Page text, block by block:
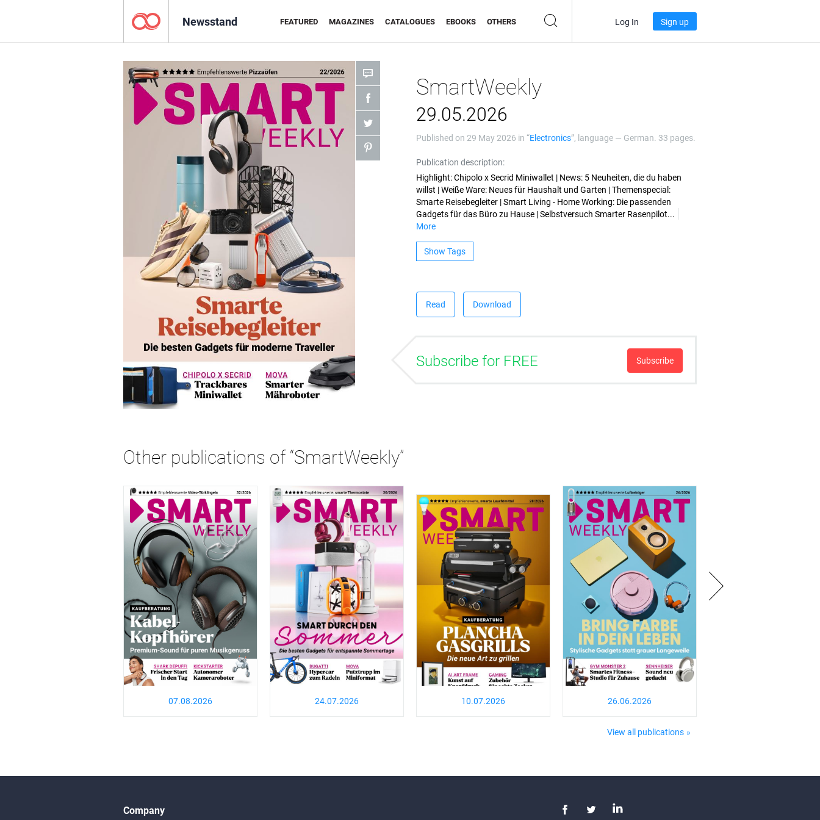
Newsstand FEATURED MAGAZINES CATALOGUES EBOOKS OTHERS Log In Sign up
SmartWeekly
29.05.2026
Published on 29 May 2026 in “Electronics”, language — German. 33 pages.
Publication description:
Highlight: Chipolo x Secrid Miniwallet | News: 5 Neuheiten, die du haben
willst | Weiße Ware: Neues für Haushalt und Garten | Themenspecial:
Smarte Reisebegleiter | Smart Living - Home Working: Die passenden
Gadgets für das Büro zu Hause | Selbstversuch Smarter Rasenpilot...
More
Show Tags
Read Download
Subscribe for FREE Subscribe
Other publications of “SmartWeekly”
07.08.2026 24.07.2026 10.07.2026 26.06.2026
View all publications
Company